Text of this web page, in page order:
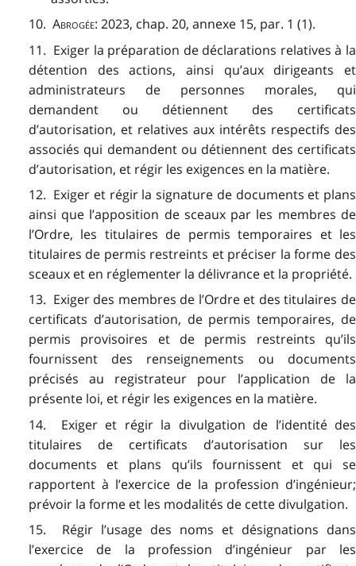
10. Abrogée: 2023, chap. 20, annexe 15, par. 1 (1).
11. Exiger la préparation de déclarations relatives à la
détention des actions, ainsi qu’aux dirigeants et
administrateurs de personnes morales, qui
demandent ou détiennent des certificats
d’autorisation, et relatives aux intérêts respectifs des
associés qui demandent ou détiennent des certificats
d’autorisation, et régir les exigences en la matière.
12. Exiger et régir la signature de documents et plans
ainsi que l’apposition de sceaux par les membres de
l’Ordre, les titulaires de permis temporaires et les
titulaires de permis restreints et préciser la forme des
sceaux et en réglementer la délivrance et la propriété.
13. Exiger des membres de l’Ordre et des titulaires de
certificats d’autorisation, de permis temporaires, de
permis provisoires et de permis restreints qu’ils
fournissent des renseignements ou documents
précisés au registrateur pour l’application de la
présente loi, et régir les exigences en la matière.
14. Exiger et régir la divulgation de l’identité des
titulaires de certificats d’autorisation sur les
documents et plans qu’ils fournissent et qui se
rapportent à l’exercice de la profession d’ingénieur;
prévoir la forme et les modalités de cette divulgation.
15. Régir l’usage des noms et désignations dans
l’exercice de la profession d’ingénieur par les